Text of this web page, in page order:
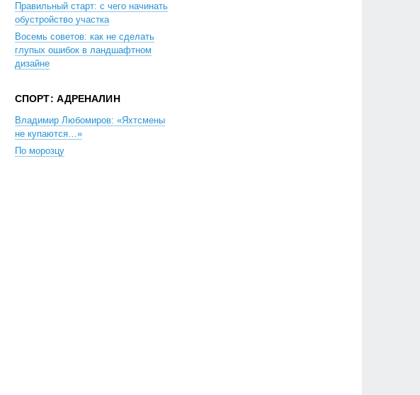
Правильный старт: с чего начинать
обустройство участка
Восемь советов: как не сделать
глупых ошибок в ландшафтном
дизайне
СПОРТ: АДРЕНАЛИН
Владимир Любомиров: «Яхтсмены
не купаются…»
По морозцу